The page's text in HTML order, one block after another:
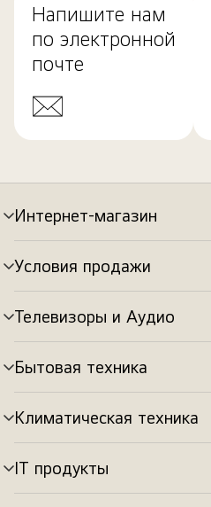
Напишите нам
по электронной
почте
Интернет-магазин
Переключатель
меню
Условия продажи
Переключатель
меню
Телевизоры и Аудио
Переключатель
меню
Бытовая техника
Переключатель
меню
Климатическая техника
Переключатель
меню
IT продукты
Переключатель
меню